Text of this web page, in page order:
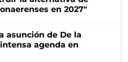
en 2027"
asunción de De la
agenda en